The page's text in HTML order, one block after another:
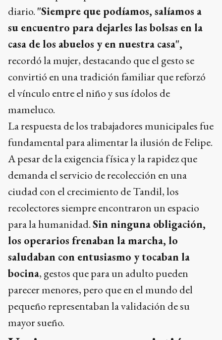
diario. "Siempre que podíamos, salíamos a
su encuentro para dejarles las bolsas en la
casa de los abuelos y en nuestra casa",
recordó la mujer, destacando que el gesto se
convirtió en una tradición familiar que reforzó
el vínculo entre el niño y sus ídolos de
mameluco.
La respuesta de los trabajadores municipales fue
fundamental para alimentar la ilusión de Felipe.
A pesar de la exigencia física y la rapidez que
demanda el servicio de recolección en una
ciudad con el crecimiento de Tandil, los
recolectores siempre encontraron un espacio
para la humanidad.Sin ninguna obligación,
los operarios frenaban la marcha, lo
saludaban con entusiasmo y tocaban la
bocina, gestos que para un adulto pueden
parecer menores, pero que en el mundo del
pequeño representaban la validación de su
mayor sueño.